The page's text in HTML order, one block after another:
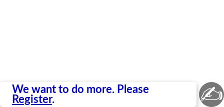
We want to do more. Please
Register. ✍